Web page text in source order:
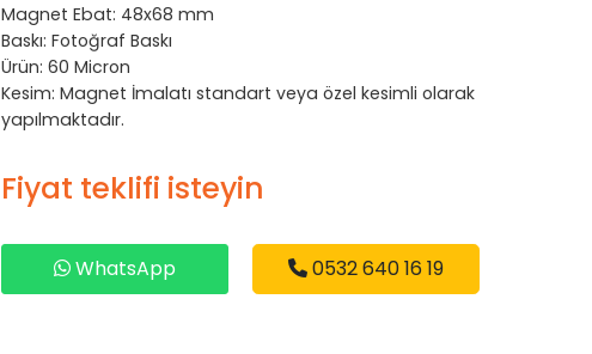
Magnet Ebat: 48x68 mm
Baskı: Fotoğraf Baskı
Ürün: 60 Micron
Kesim: Magnet İmalatı standart veya özel kesimli olarak
yapılmaktadır.
Fiyat teklifi isteyin
WhatsApp 0532 640 16 19